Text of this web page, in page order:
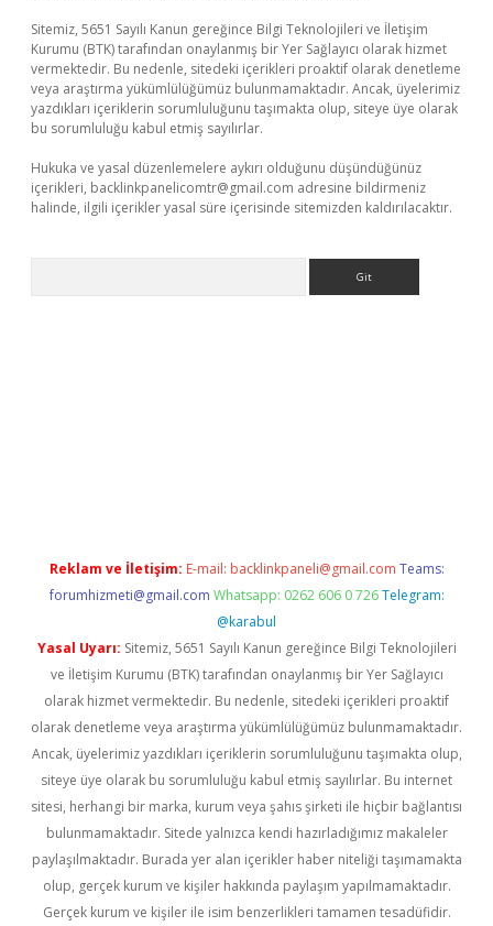
Sitemiz, 5651 Sayılı Kanun gereğince Bilgi Teknolojileri ve İletişim
Kurumu (BTK) tarafından onaylanmış bir Yer Sağlayıcı olarak hizmet
vermektedir. Bu nedenle, sitedeki içerikleri proaktif olarak denetleme
veya araştırma yükümlülüğümüz bulunmamaktadır. Ancak, üyelerimiz
yazdıkları içeriklerin sorumluluğunu taşımakta olup, siteye üye olarak
bu sorumluluğu kabul etmiş sayılırlar.
Hukuka ve yasal düzenlemelere aykırı olduğunu düşündüğünüz
içerikleri, backlinkpanelicomtr@gmail.com adresine bildirmeniz
halinde, ilgili içerikler yasal süre içerisinde sitemizden kaldırılacaktır.
Reklam ve İletişim: E-mail: backlinkpaneli@gmail.com Teams:
forumhizmeti@gmail.com Whatsapp: 0262 606 0 726 Telegram:
@karabul
Yasal Uyarı: Sitemiz, 5651 Sayılı Kanun gereğince Bilgi Teknolojileri
ve İletişim Kurumu (BTK) tarafından onaylanmış bir Yer Sağlayıcı
olarak hizmet vermektedir. Bu nedenle, sitedeki içerikleri proaktif
olarak denetleme veya araştırma yükümlülüğümüz bulunmamaktadır.
Ancak, üyelerimiz yazdıkları içeriklerin sorumluluğunu taşımakta olup,
siteye üye olarak bu sorumluluğu kabul etmiş sayılırlar. Bu internet
sitesi, herhangi bir marka, kurum veya şahıs şirketi ile hiçbir bağlantısı
bulunmamaktadır. Sitede yalnızca kendi hazırladığımız makaleler
paylaşılmaktadır. Burada yer alan içerikler haber niteliği taşımamakta
olup, gerçek kurum ve kişiler hakkında paylaşım yapılmamaktadır.
Gerçek kurum ve kişiler ile isim benzerlikleri tamamen tesadüfidir.